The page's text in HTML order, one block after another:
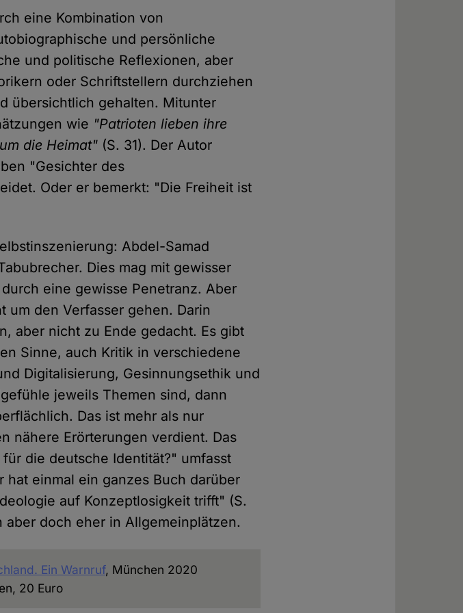
eine Kombination von
und persönliche
und politische Reflexionen, aber
oder Schriftstellern durchziehen
übersichtlich gehalten. Mitunter
wie "Patrioten lieben ihre
die Heimat" (S. 31). Der Autor
"Gesichter des
Oder er bemerkt: "Die Freiheit ist
Abdel-Samad
Dies mag mit gewisser
eine gewisse Penetranz. Aber
um den Verfasser gehen. Darin
aber nicht zu Ende gedacht. Es gibt
Sinne, auch Kritik in verschiedene
Digitalisierung, Gesinnungsethik und
jeweils Themen sind, dann
Das ist mehr als nur
nähere Erörterungen verdient. Das
die deutsche Identität?" umfasst
hat einmal ein ganzes Buch darüber
auf Konzeptlosigkeit trifft" (S.
aber doch eher in Allgemeinplätzen.
Ein Warnruf, München 2020
20 Euro